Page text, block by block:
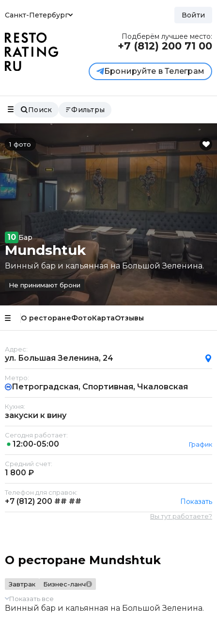
Санкт-Петербург Войти
Подберём лучшее место:
+7 (812) 200 71 00
Бронируйте в Телеграм
Поиск Фильтры
1 фото
10 Бар
Mundshtuk
Винный бар и кальянная на Большой Зеленина.
Не принимают брони
О ресторанеФотоКартаОтзывы
Адрес:
ул. Большая Зеленина, 24
Метро:
Петроградская, Спортивная, Чкаловская
Кухня:
закуски к вину
Сегодня работает:
12:00-05:00 График
Средний счет:
1 800 ₽
Телефон для справок:
+7 (812) 200 ## ## Показать
Вы тут работаете?
О ресторане Mundshtuk
Завтрак
Бизнес-ланч
Показать все
Винный бар и кальянная на Большой Зеленина.